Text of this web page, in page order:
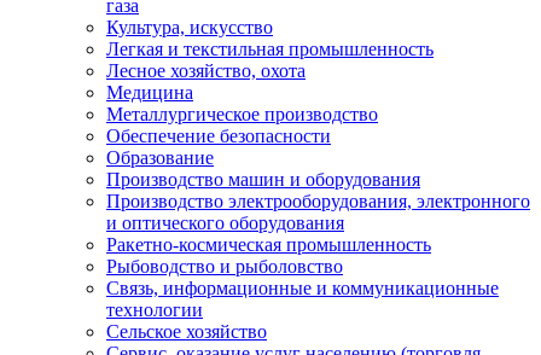
газа
Культура, искусство
Легкая и текстильная промышленность
Лесное хозяйство, охота
Медицина
Металлургическое производство
Обеспечение безопасности
Образование
Производство машин и оборудования
Производство электрооборудования, электронного
и оптического оборудования
Ракетно-космическая промышленность
Рыбоводство и рыболовство
Связь, информационные и коммуникационные
технологии
Сельское хозяйство